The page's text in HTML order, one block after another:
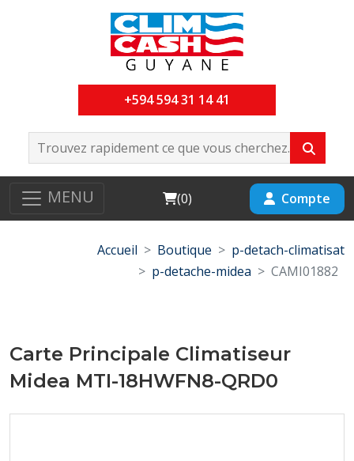
+594 594 31 14 41
MENU Cart
(0) Compte
Accueil Boutique
p-detach-climatisat
p-detache-midea
CAMI01882
Carte Principale Climatiseur
Midea MTI-18HWFN8-QRD0